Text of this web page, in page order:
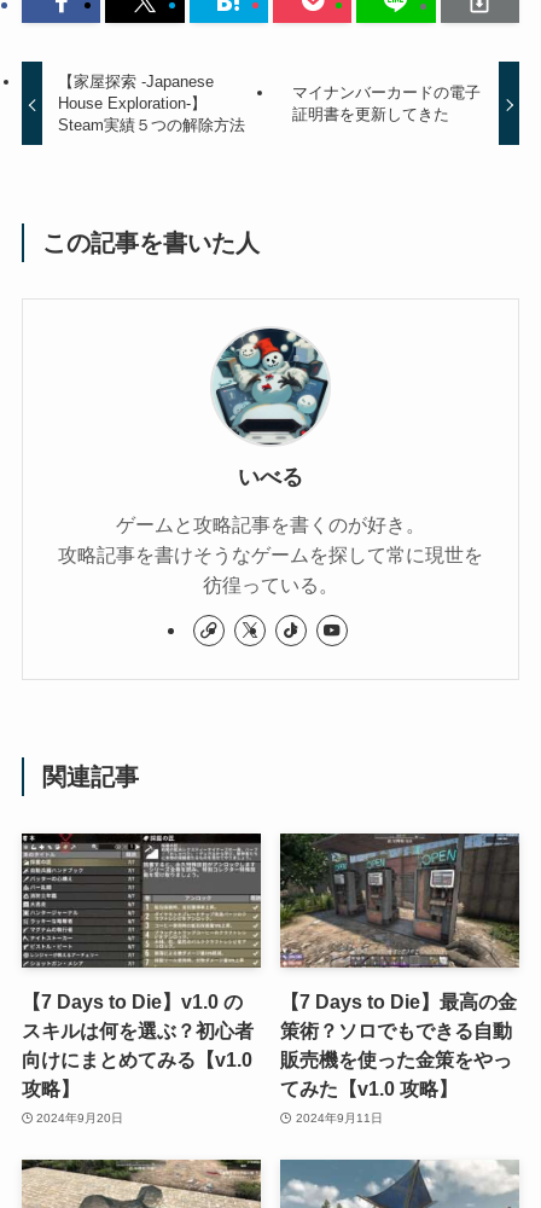
【家屋探索 -Japanese
House Exploration-】
Steam実績５つの解除方法
マイナンバーカードの電子
証明書を更新してきた
この記事を書いた人
いべる
ゲームと攻略記事を書くのが好き。
攻略記事を書けそうなゲームを探して常に現世を
彷徨っている。
関連記事
【7 Days to Die】v1.0 の
スキルは何を選ぶ？初心者
向けにまとめてみる【v1.0
攻略】
2024年9月20日
【7 Days to Die】最高の金
策術？ソロでもできる自動
販売機を使った金策をやっ
てみた【v1.0 攻略】
2024年9月11日